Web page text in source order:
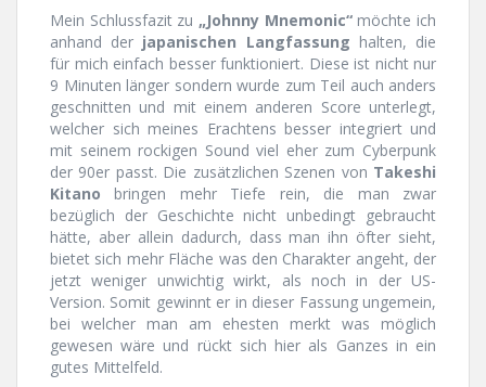
Mein Schlussfazit zu „Johnny Mnemonic“möchte ich
anhand der japanischen Langfassung halten, die
für mich einfach besser funktioniert. Diese ist nicht nur
9 Minuten länger sondern wurde zum Teil auch anders
geschnitten und mit einem anderen Score unterlegt,
welcher sich meines Erachtens besser integriert und
mit seinem rockigen Sound viel eher zum Cyberpunk
der 90er passt. Die zusätzlichen Szenen von Takeshi
Kitano bringen mehr Tiefe rein, die man zwar
bezüglich der Geschichte nicht unbedingt gebraucht
hätte, aber allein dadurch, dass man ihn öfter sieht,
bietet sich mehr Fläche was den Charakter angeht, der
jetzt weniger unwichtig wirkt, als noch in der US-
Version. Somit gewinnt er in dieser Fassung ungemein,
bei welcher man am ehesten merkt was möglich
gewesen wäre und rückt sich hier als Ganzes in ein
gutes Mittelfeld.